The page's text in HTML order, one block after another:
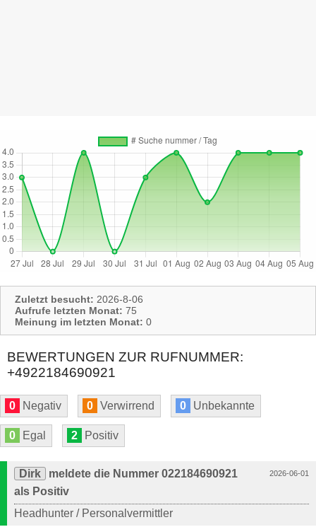
Zuletzt besucht: 2026-8-06
Aufrufe letzten Monat: 75
Meinung im letzten Monat: 0
BEWERTUNGEN ZUR RUFNUMMER:
+4922184690921
0 Negativ 0 Verwirrend 0 Unbekannte
0 Egal 2 Positiv
2026-06-01
Dirk
meldete die Nummer 022184690921
als Positiv
Headhunter / Personalvermittler